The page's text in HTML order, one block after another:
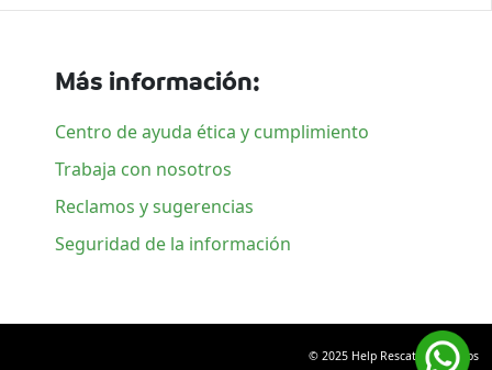
Más información:
Centro de ayuda ética y cumplimiento
Trabaja con nosotros
Reclamos y sugerencias
Seguridad de la información
© 2025 Help Rescate. Todos los